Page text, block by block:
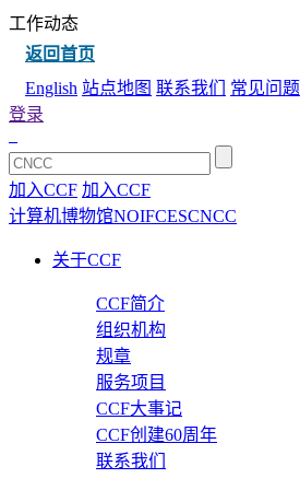
工作动态
返回首页
English 站点地图 联系我们 常见问题
登录
加入CCF 加入CCF
计算机博物馆NOIFCESCNCC
关于CCF
CCF简介
组织机构
规章
服务项目
CCF大事记
CCF创建60周年
联系我们